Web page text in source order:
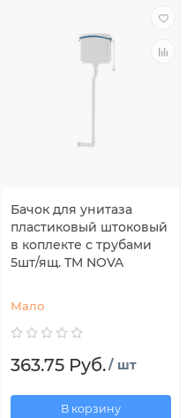
Бачок для унитаза
пластиковый штоковый
в коплекте с трубами
5шт/ящ. TM NOVA
Мало
363.75 Руб./ шт
В корзину